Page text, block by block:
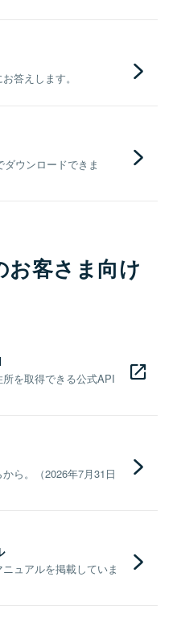
答えします。
ウンロードできま
お客さま向け
を取得できる公式API
ら。（2026年7月31日
ュアルを掲載していま